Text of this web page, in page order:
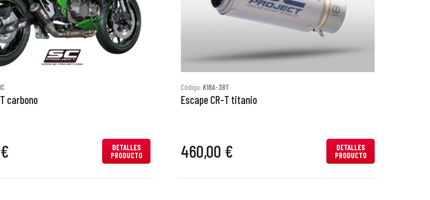
carbono
DETALLES
PRODUCTO
Código: K18A-38T
Escape CR-T titanio
460,00 €
DETALLES
PRODUCTO